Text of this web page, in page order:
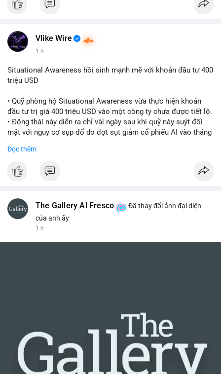
Vlike Wire
1 h
Situational Awareness hồi sinh mạnh mẽ với khoản đầu tư 400
triệu USD
• Quỹ phòng hộ Situational Awareness vừa thực hiện khoản
đầu tư trị giá 400 triệu USD vào một công ty chưa được tiết lộ.
• Động thái này diễn ra chỉ vài ngày sau khi quỹ này suýt đối
mặt với nguy cơ sụp đổ do đợt sụt giảm cổ phiếu AI vào tháng
• Sự trở lại này đánh dấu bước phục hồi đáng chú ý của quỹ
$btc $eth
Đọc thêm
The Gallery Al Fresco
Đã thay đổi ảnh đại diện
của anh ấy
1 h